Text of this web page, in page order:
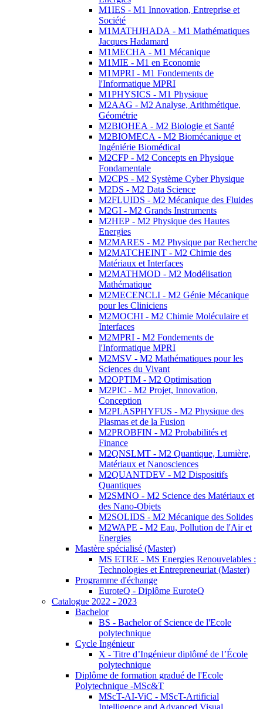
M1IES - M1 Innovation, Entreprise et
Société
M1MATHJHADA - M1 Mathématiques
Jacques Hadamard
M1MECHA - M1 Mécanique
M1MIE - M1 en Economie
M1MPRI - M1 Fondements de
l'Informatique MPRI
M1PHYSICS - M1 Physique
M2AAG - M2 Analyse, Arithmétique,
Géométrie
M2BIOHEA - M2 Biologie et Santé
M2BIOMECA - M2 Biomécanique et
Ingéniérie Biomédical
M2CFP - M2 Concepts en Physique
Fondamentale
M2CPS - M2 Système Cyber Physique
M2DS - M2 Data Science
M2FLUIDS - M2 Mécanique des Fluides
M2GI - M2 Grands Instruments
M2HEP - M2 Physique des Hautes
Energies
M2MARES - M2 Physique par Recherche
M2MATCHEINT - M2 Chimie des
Matériaux et Interfaces
M2MATHMOD - M2 Modélisation
Mathématique
M2MECENCLI - M2 Génie Mécanique
pour les Cliniciens
M2MOCHI - M2 Chimie Moléculaire et
Interfaces
M2MPRI - M2 Fondements de
l'Informatique MPRI
M2MSV - M2 Mathématiques pour les
Sciences du Vivant
M2OPTIM - M2 Optimisation
M2PIC - M2 Projet, Innovation,
Conception
M2PLASPHYFUS - M2 Physique des
Plasmas et de la Fusion
M2PROBFIN - M2 Probabilités et
Finance
M2QNSLMT - M2 Quantique, Lumière,
Matériaux et Nanosciences
M2QUANTDEV - M2 Dispositifs
Quantiques
M2SMNO - M2 Science des Matériaux et
des Nano-Objets
M2SOLIDS - M2 Mécanique des Solides
M2WAPE - M2 Eau, Pollution de l'Air et
Energies
Mastère spécialisé (Master)
MS ETRE - MS Energies Renouvelables :
Technologies et Entrepreneuriat (Master)
Programme d'échange
EuroteQ - Diplôme EuroteQ
Catalogue 2022 - 2023
Bachelor
BS - Bachelor of Science de l'Ecole
polytechnique
Cycle Ingénieur
X - Titre d’Ingénieur diplômé de l’École
polytechnique
Diplôme de formation gradué de l'Ecole
Polytechnique -MSc&T
MScT-AI-ViC - MScT-Artificial
Intelligence and Advanced Visual